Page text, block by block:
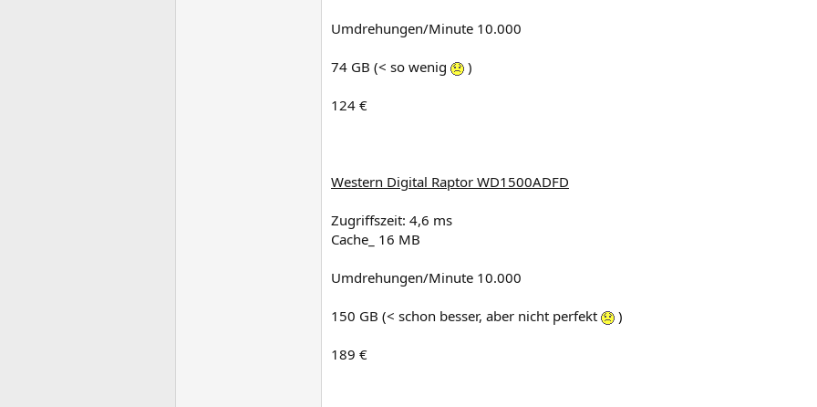
Umdrehungen/Minute 10.000
74 GB (< so wenig )
124 €
Western Digital Raptor WD1500ADFD
Zugriffszeit: 4,6 ms
Cache_ 16 MB
Umdrehungen/Minute 10.000
150 GB (< schon besser, aber nicht perfekt )
189 €